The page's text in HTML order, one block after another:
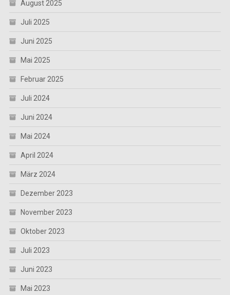
August 2025
Juli 2025
Juni 2025
Mai 2025
Februar 2025
Juli 2024
Juni 2024
Mai 2024
April 2024
März 2024
Dezember 2023
November 2023
Oktober 2023
Juli 2023
Juni 2023
Mai 2023